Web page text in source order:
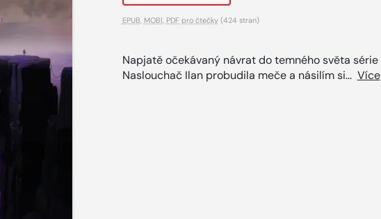
EPUB MOBI PDF pro čtečky(424 stran)
Napjatě očekávaný návrat do temného světa série
Naslouchač Ilan probudila meče a násilím si... Více